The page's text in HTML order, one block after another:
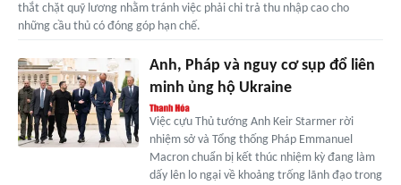
thắt chặt quỹ lương nhằm tránh việc phải chi trả thu nhập cao cho
những cầu thủ có đóng góp hạn chế.
Anh, Pháp và nguy cơ sụp đổ liên
minh ủng hộ Ukraine
Việc cựu Thủ tướng Anh Keir Starmer rời
nhiệm sở và Tổng thống Pháp Emmanuel
Macron chuẩn bị kết thúc nhiệm kỳ đang làm
dấy lên lo ngại về khoảng trống lãnh đạo trong